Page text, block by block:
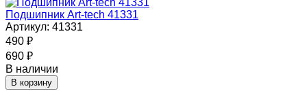
Подшипник Art-tech 41331
Артикул: 41331
490 ₽
690 ₽
В наличии
В корзину